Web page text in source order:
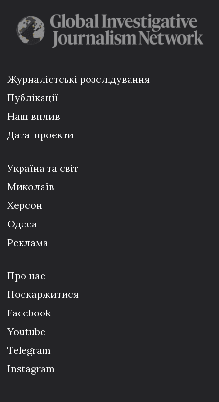
Журналістські розслідування
Публікації
Наш вплив
Дата-проєкти
Україна та світ
Миколаїв
Херсон
Одеса
Реклама
Про нас
Поскаржитися
Facebook
Youtube
Telegram
Instagram